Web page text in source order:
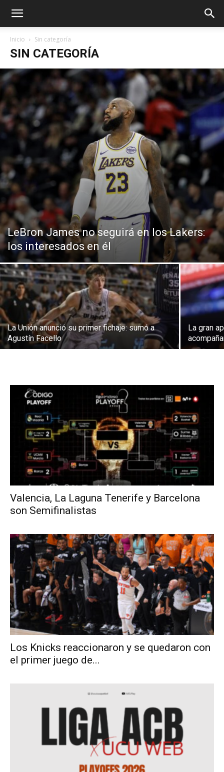
Inicio Sin categoría
SIN CATEGORÍA
LeBron James no seguirá en los Lakers:
los interesados en él
La Unión anunció su primer fichaje: sumó a
Agustín Facello
La gran
Valencia, La Laguna Tenerife y Barcelona
son Semifinalistas
Los Knicks reaccionaron y se quedaron con
el primer juego de...